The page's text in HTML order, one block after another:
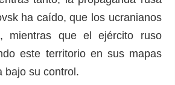
ha caído, que los ucranianos
mientras que el ejército ruso
este territorio en sus mapas
bajo su control.